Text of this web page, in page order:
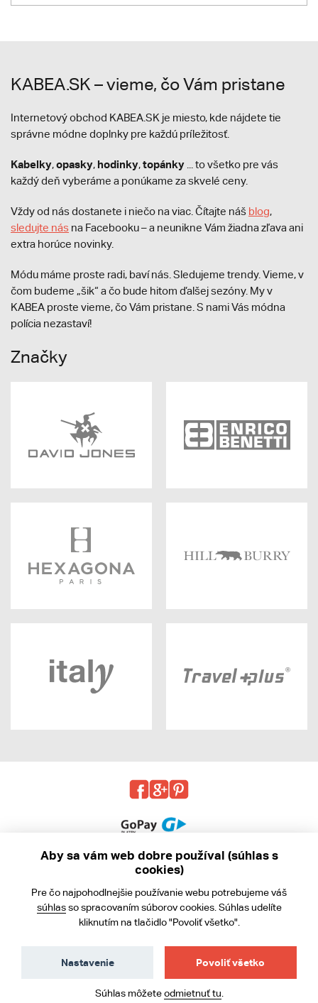
KABEA.SK – vieme, čo Vám pristane
Internetový obchod KABEA.SK je miesto, kde nájdete tie
správne módne doplnky pre každú príležitosť.
Kabelky,opasky, hodinky,topánky ... to všetko pre vás
každý deň vyberáme a ponúkame za skvelé ceny.
Vždy od nás dostanete i niečo na viac. Čítajte náš blog,
sledujte nás na Facebooku – a neunikne Vám žiadna zľava ani
extra horúce novinky.
Módu máme proste radi, baví nás. Sledujeme trendy. Vieme, v
čom budeme „šik“ a čo bude hitom ďalšej sezóny. My v
KABEA proste vieme, čo Vám pristane. S nami Vás módna
polícia nezastaví!
Značky
Obchodné podmienky
Ochrana osobných údajov
Aby sa vám web dobre používal (súhlas s
cookies)
Pre čo najpohodlnejšie používanie webu potrebujeme váš
súhlasso spracovaním súborov cookies. Súhlas udelíte
kliknutím na tlačidlo "Povoliť všetko".
Povoliť všetko
Nastavenie
Súhlas môžeteodmietnuť tu